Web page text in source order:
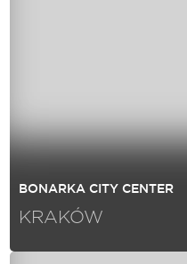
BONARKA CITY CENTER
KRAKÓW